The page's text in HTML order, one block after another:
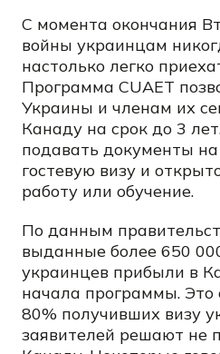
С момента окончания
войны украинцам
настолько легко
Программа CUAET
Украины и членам их
Канаду на срок до 3
подавать документы
гостевую визу и
работу или обучение.
По данным
выданные более 650
украинцев прибыли в
начала программы. Это
80% получивших визу
заявителей решают не